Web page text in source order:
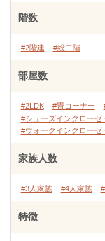
階数
#2階建 #総二階
部屋数
#2LDK #畳コーナー
#シューズインクローゼ
#ウォークインクローゼ
家族人数
#3人家族 #4人家族
特徴